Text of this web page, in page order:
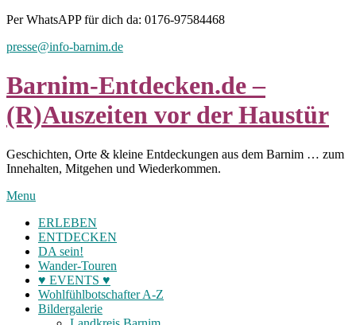
Skip
content
Per WhatsAPP für dich da: 0176-97584468
presse@info-barnim.de
Barnim-Entdecken.de –
(R)Auszeiten vor der Haustür
Geschichten, Orte & kleine Entdeckungen aus dem Barnim … zum
Innehalten, Mitgehen und Wiederkommen.
Menu
ERLEBEN
ENTDECKEN
DA sein!
Wander-Touren
♥ EVENTS ♥
Wohlfühlbotschafter A-Z
Bildergalerie